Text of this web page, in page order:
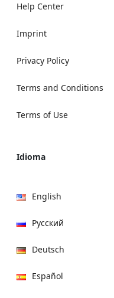
Help Center
Imprint
Privacy Policy
Terms and Conditions
Terms of Use
Idioma
English
Русский
Deutsch
Español